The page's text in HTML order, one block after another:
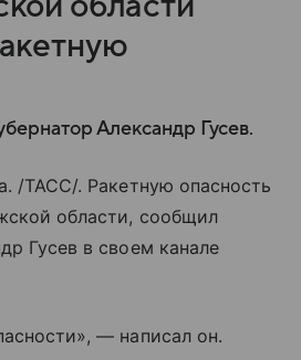
Александр Гусев.
/ТАСС/. Ракетную опасность
области, сообщил
Гусев в своем канале
— написал он.